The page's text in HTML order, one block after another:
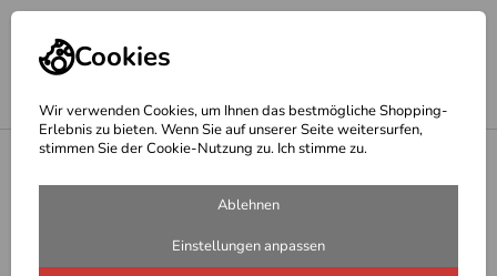
Cookies
Wir verwenden Cookies, um Ihnen das bestmögliche Shopping-
Erlebnis zu bieten. Wenn Sie auf unserer Seite weitersurfen,
stimmen Sie der Cookie-Nutzung zu. Ich stimme zu.
Ablehnen
Einstellungen anpassen
Outdoor T-Shirts/Blusen/Pullover Damen